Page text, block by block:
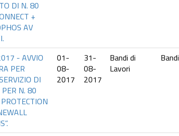
DI N. 80
+
AV
- AVVIO
PER
DI
N. 80
01-
08-
2017
31-
08-
2017
Bandi di
Lavori
Bandi